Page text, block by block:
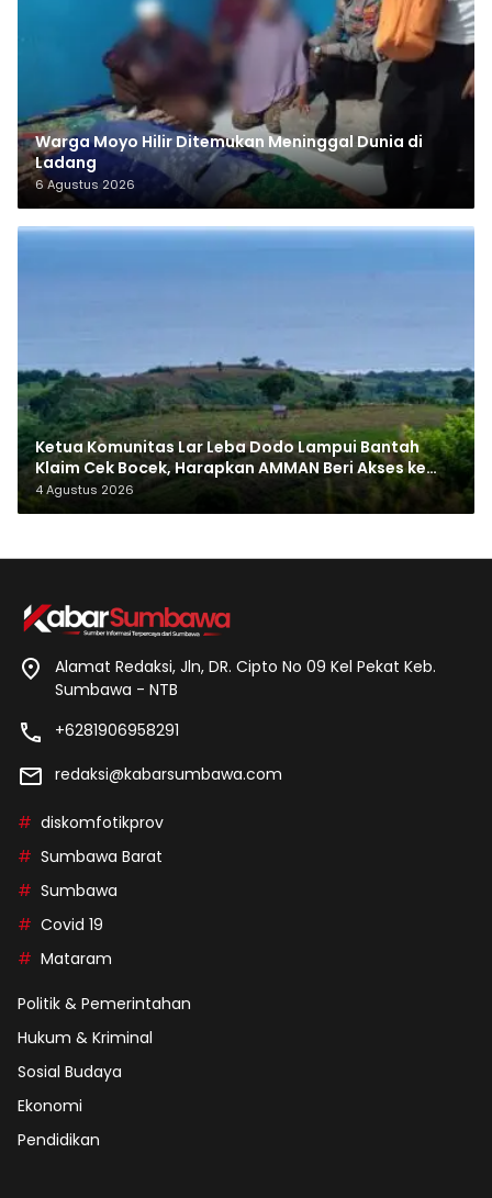
Warga Moyo Hilir Ditemukan Meninggal Dunia di
Ladang
6 Agustus 2026
Ketua Komunitas Lar Leba Dodo Lampui Bantah
Klaim Cek Bocek, Harapkan AMMAN Beri Akses ke
Makam Leluhur
4 Agustus 2026
Alamat Redaksi, Jln, DR. Cipto No 09 Kel Pekat Keb.
Sumbawa - NTB
+6281906958291
redaksi@kabarsumbawa.com
diskomfotikprov
Sumbawa Barat
Sumbawa
Covid 19
Mataram
Politik & Pemerintahan
Hukum & Kriminal
Sosial Budaya
Ekonomi
Pendidikan